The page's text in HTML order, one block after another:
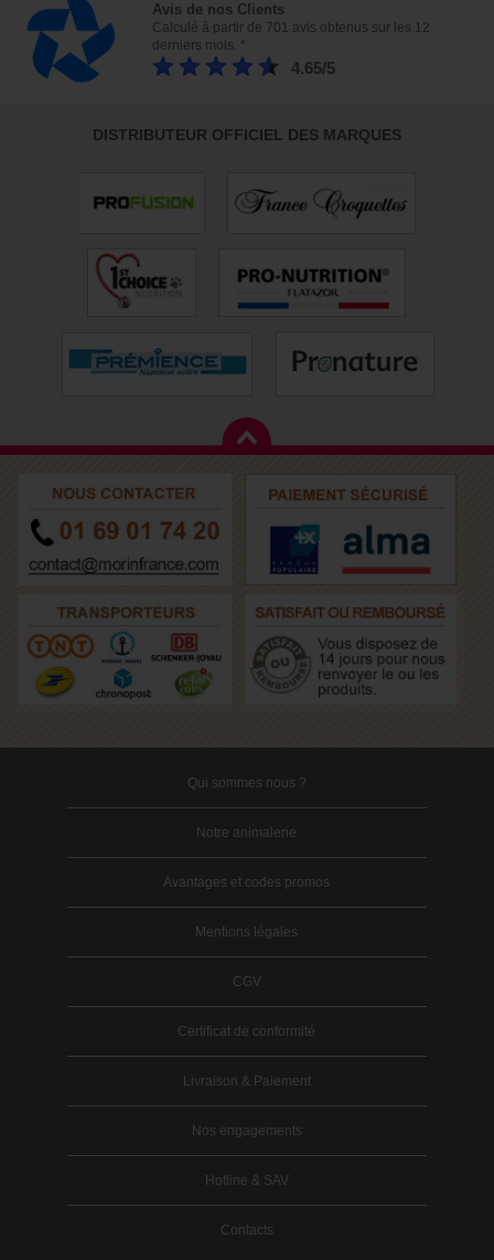
Avis de nos Clients
Calculé à partir de 701 avis obtenus sur les 12
derniers mois. *
4.65/5
DISTRIBUTEUR OFFICIEL DES MARQUES
Qui sommes nous ?
Notre animalerie
Avantages et codes promos
Mentions légales
CGV
Certificat de conformité
Livraison & Paiement
Nos engagements
Hotline & SAV
Contacts